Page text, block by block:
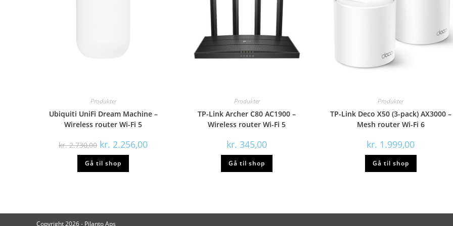
Produkter
Ubiquiti UniFi Dream Machine –
Wireless router Wi-Fi 5
kr.2.730,00 Den
oprindelige
pris
var:
kr. 2.730,00.
kr. 2.256,00Den
Gå til shop
Produkter
TP-Link Archer C80 AC1900 –
Wireless router Wi-Fi 5
kr. 345,00
Gå til shop
Produkter
TP-Link Deco X50 (3-pack) AX3000 –
Mesh router Wi-Fi 6
kr. 1.999,00
Gå til shop
Copyright 2026 - Pilanto Aps